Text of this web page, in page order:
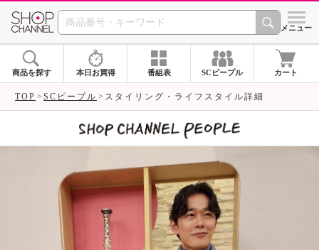
SHOP CHANNEL シメニュー
商品を探す 本日お買得 番組表 SCピープル カート
TOP SCピープル スタイリング・ライフスタイル詳細